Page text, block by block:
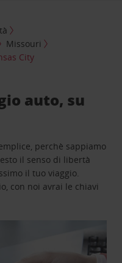
Missouri
City
auto, su
perchè sappiamo
il senso di libertà
il tuo viaggio.
con noi avrai le chiavi